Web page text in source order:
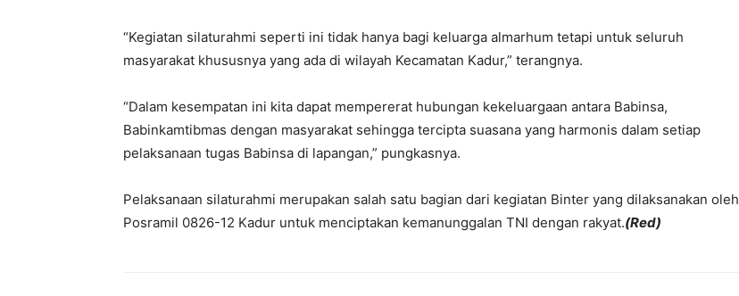
“Kegiatan silaturahmi seperti ini tidak hanya bagi keluarga almarhum tetapi untuk seluruh
masyarakat khususnya yang ada di wilayah Kecamatan Kadur,” terangnya.
“Dalam kesempatan ini kita dapat mempererat hubungan kekeluargaan antara Babinsa,
Babinkamtibmas dengan masyarakat sehingga tercipta suasana yang harmonis dalam setiap
pelaksanaan tugas Babinsa di lapangan,” pungkasnya.
Pelaksanaan silaturahmi merupakan salah satu bagian dari kegiatan Binter yang dilaksanakan oleh
Posramil 0826-12 Kadur untuk menciptakan kemanunggalan TNI dengan rakyat.(Red)